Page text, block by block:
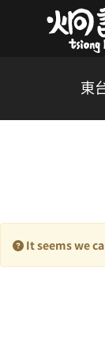
東
It seems we